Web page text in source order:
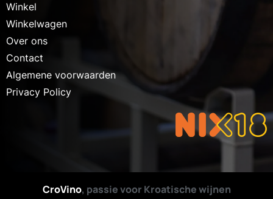
Winkel
Winkelwagen
Over ons
Contact
Algemene voorwaarden
Privacy Policy
CroVino, passie voor Kroatische wijnen